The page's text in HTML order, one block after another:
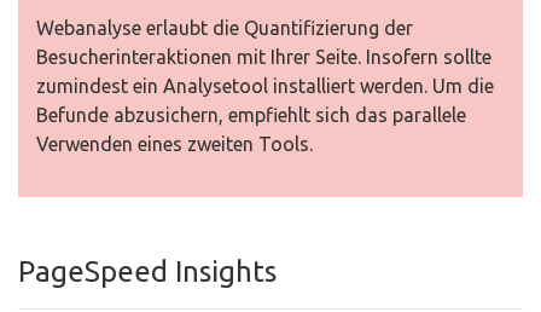
Webanalyse erlaubt die Quantifizierung der
Besucherinteraktionen mit Ihrer Seite. Insofern sollte
zumindest ein Analysetool installiert werden. Um die
Befunde abzusichern, empfiehlt sich das parallele
Verwenden eines zweiten Tools.
PageSpeed Insights